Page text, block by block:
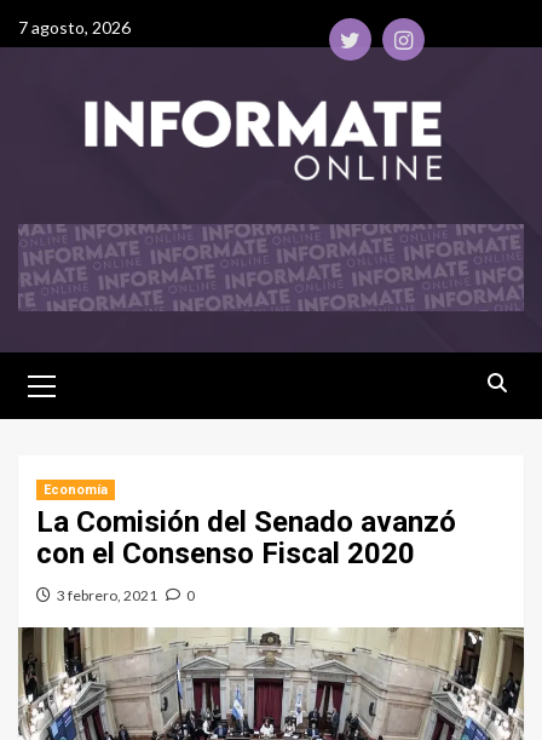
7 agosto, 2026
Economía
La Comisión del Senado avanzó
con el Consenso Fiscal 2020
3 febrero, 2021 0